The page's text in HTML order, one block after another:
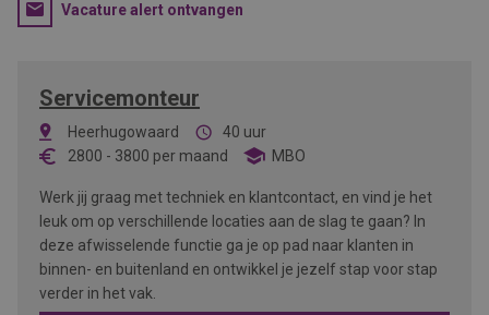
Vacature alert ontvangen
Servicemonteur
Heerhugowaard
40 uur
2800 - 3800 per maand MBO
Werk jij graag met techniek en klantcontact, en vind je het
leuk om op verschillende locaties aan de slag te gaan? In
deze afwisselende functie ga je op pad naar klanten in
binnen- en buitenland en ontwikkel je jezelf stap voor stap
verder in het vak.